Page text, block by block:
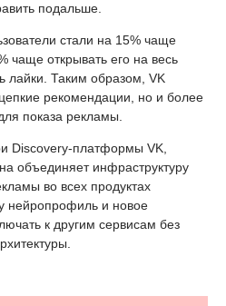
подальше.
стали на 15% чаще
чаще открывать его на весь
лайки. Таким образом, VK
рекомендации, но и более
показа рекламы.
Discovery-платформы VK,
объединяет инфраструктуру
во всех продуктах
нейропрофиль и новое
к другим сервисам без